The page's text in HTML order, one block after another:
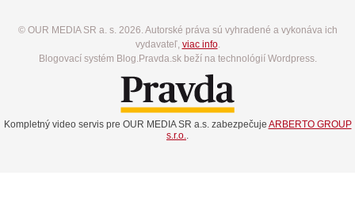
© OUR MEDIA SR a. s. 2026. Autorské práva sú vyhradené a vykonáva ich
vydavateľ, viac info.
Blogovací systém Blog.Pravda.sk beží na technológií Wordpress.
Kompletný video servis pre OUR MEDIA SR a.s. zabezpečuje ARBERTO GROUP
s.r.o.